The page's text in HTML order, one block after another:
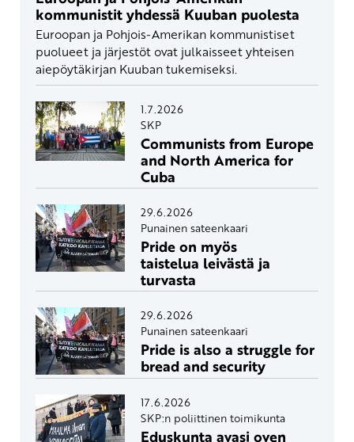
kommunistit yhdessä Kuuban puolesta
Euroopan ja Pohjois-Amerikan kommunistiset
puolueet ja järjestöt ovat julkaisseet yhteisen
aiepöytäkirjan Kuuban tukemiseksi.
1.7.2026
SKP
Communists from Europe
and North America for
Cuba
29.6.2026
Punainen sateenkaari
Pride on myös
taistelua leivästä ja
turvasta
29.6.2026
Punainen sateenkaari
Pride is also a struggle for
bread and security
17.6.2026
SKP:n poliittinen toimikunta
Eduskunta avasi oven